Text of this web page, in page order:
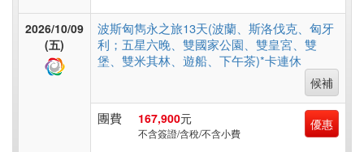
度
假2026/10/09
(五)
波斯匈雋永之旅13天(波蘭、斯洛伐克、匈牙
利；五星六晚、雙國家公園、雙皇宮、雙
堡、雙米其林、遊船、下午茶)*卡連休
候補
團費 167,900元
不含簽證/含稅/不含小費
優惠